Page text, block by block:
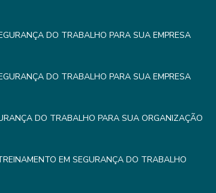
DO TRABALHO PARA SUA EMPRESA
DO TRABALHO PARA SUA EMPRESA
DO TRABALHO PARA SUA ORGANIZAÇÃO
EM SEGURANÇA DO TRABALHO